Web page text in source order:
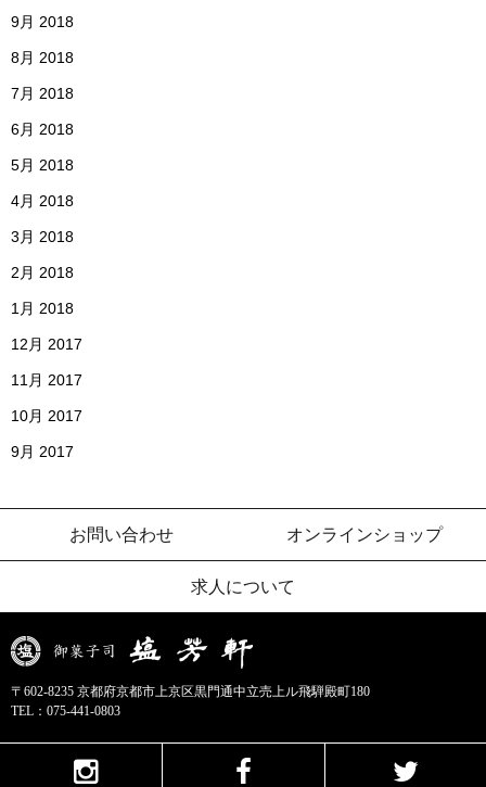
9月 2018
8月 2018
7月 2018
6月 2018
5月 2018
4月 2018
3月 2018
2月 2018
1月 2018
12月 2017
11月 2017
10月 2017
9月 2017
お問い合わせ オンラインショップ
求人について
〒602-8235 京都府京都市上京区黒門通中立売上ル飛騨殿町180
TEL： 075-441-0803